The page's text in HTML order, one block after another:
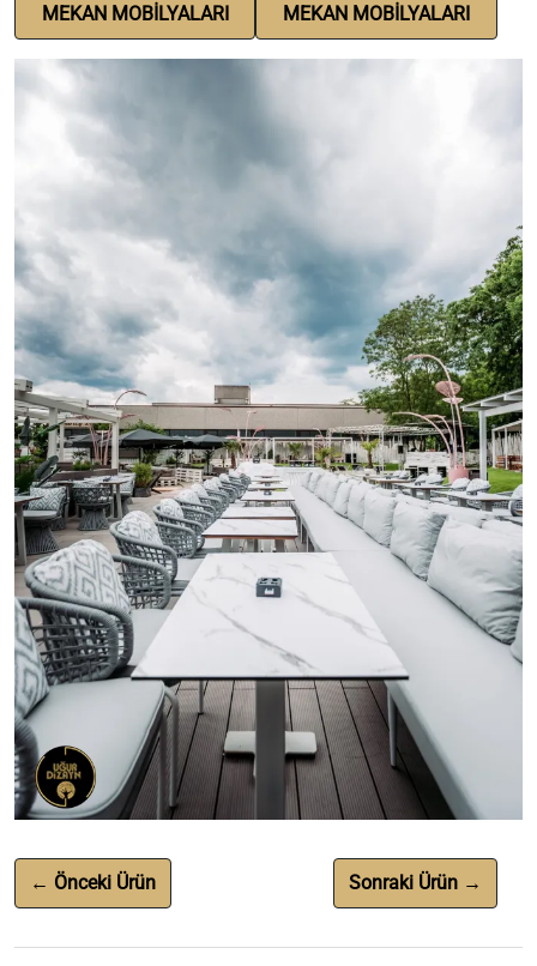
MEKAN MOBİLYALARI
MEKAN MOBİLYALARI
← Önceki Ürün Sonraki Ürün →